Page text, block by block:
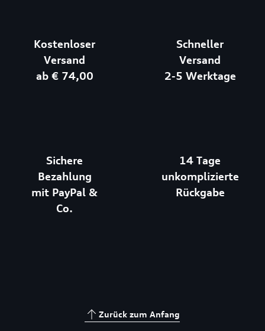
Kostenloser
Versand
ab € 74,00
Schneller
Versand
2-5 Werktage
Sichere
Bezahlung
mit PayPal &
Co.
14 Tage
unkomplizierte
Rückgabe
Zurück zum Anfang